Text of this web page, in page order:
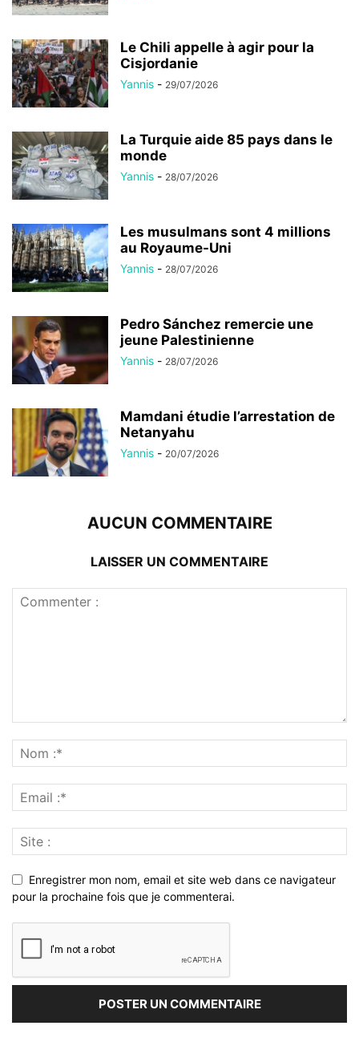
Le Chili appelle à agir pour la
Cisjordanie
Yannis - 29/07/2026
La Turquie aide 85 pays dans le
monde
Yannis - 28/07/2026
Les musulmans sont 4 millions
au Royaume-Uni
Yannis - 28/07/2026
Pedro Sánchez remercie une
jeune Palestinienne
Yannis - 28/07/2026
Mamdani étudie l’arrestation de
Netanyahu
Yannis - 20/07/2026
AUCUN COMMENTAIRE
LAISSER UN COMMENTAIRE
Enregistrer mon nom, email et site web dans ce navigateur
pour la prochaine fois que je commenterai.